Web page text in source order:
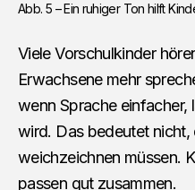
Abb. 5 – Ein ruhiger Ton hilft
Viele Vorschulkinder
Erwachsene mehr
wenn Sprache einfacher,
wird. Das bedeutet nicht,
weichzeichnen müssen.
passen gut zusammen.